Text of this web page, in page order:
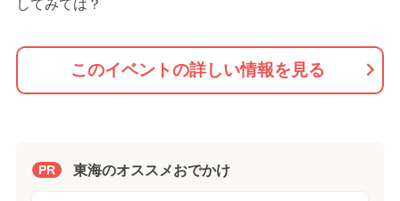
してみては？
このイベントの詳しい情報を見る
PR 東海のオススメおでかけ